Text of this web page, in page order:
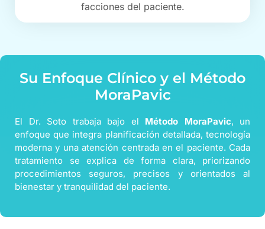
facciones del paciente.
Su Enfoque Clínico y el Método
MoraPavic
El Dr. Soto trabaja bajo el Método MoraPavic, un
enfoque que integra planificación detallada, tecnología
moderna y una atención centrada en el paciente. Cada
tratamiento se explica de forma clara, priorizando
procedimientos seguros, precisos y orientados al
bienestar y tranquilidad del paciente.